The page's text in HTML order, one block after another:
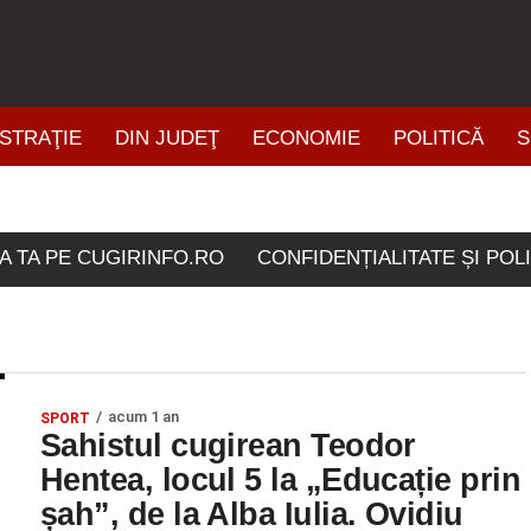
DIN JUDEŢ ECONOMIE POLITICĂ
TA PE CUGIRINFO.RO CONFIDENȚIALITATE ȘI
"carolina mall
SPORT acum 1 an
Sahistul cugirean Teodor
Hentea, locul 5 la „Educație prin
șah”, de la Alba Iulia. Ovidiu